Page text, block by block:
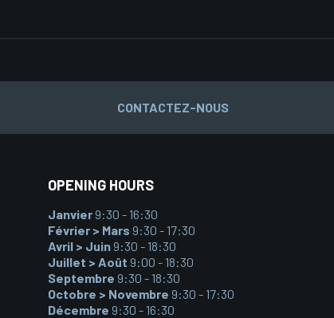
CONTACTEZ-NOUS
OPENING HOURS
Janvier 9:30 - 16:30
Février > Mars 9:30 - 17:30
Avril > Juin 9:30 - 18:30
Juillet > Août 9:00 - 18:30
Septembre 9:30 - 18:30
Octobre > Novembre 9:30 - 17:30
Décembre 9:30 - 16:30